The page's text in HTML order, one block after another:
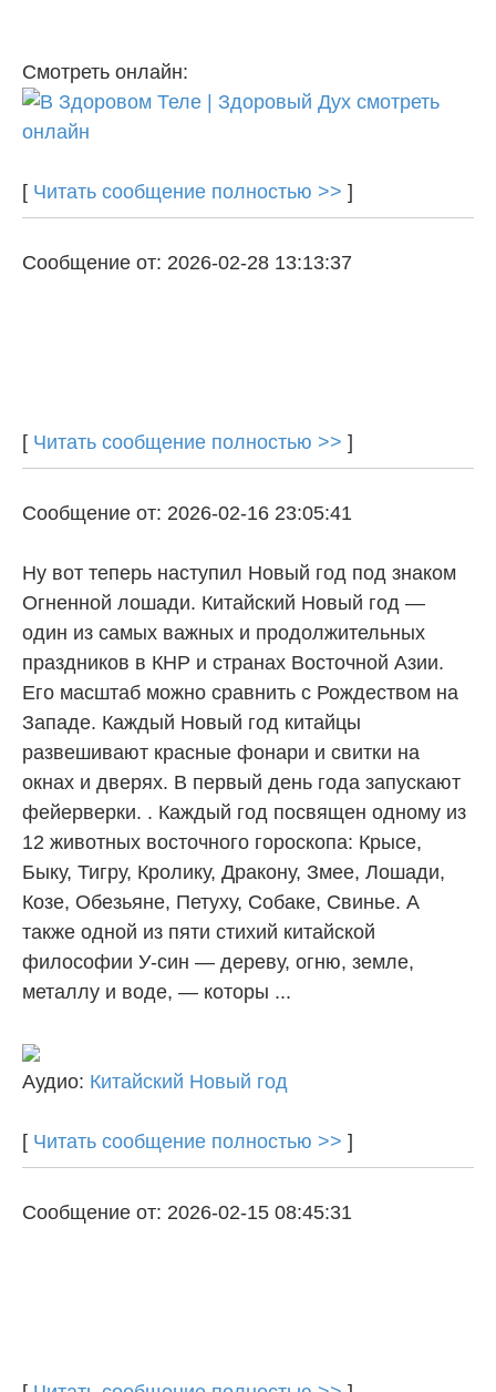
Смотреть онлайн:
[ Читать сообщение полностью >> ]
Сообщение от: 2026-02-28 13:13:37
[ Читать сообщение полностью >> ]
Сообщение от: 2026-02-16 23:05:41
Ну вот теперь наступил Новый год под знаком
Огненной лошади. Китайский Новый год —
один из самых важных и продолжительных
праздников в КНР и странах Восточной Азии.
Его масштаб можно сравнить с Рождеством на
Западе. Каждый Новый год китайцы
развешивают красные фонари и свитки на
окнах и дверях. В первый день года запускают
фейерверки. . Каждый год посвящен одному из
12 животных восточного гороскопа: Крысе,
Быку, Тигру, Кролику, Дракону, Змее, Лошади,
Козе, Обезьяне, Петуху, Собаке, Свинье. А
также одной из пяти стихий китайской
философии У-син — дереву, огню, земле,
металлу и воде, — которы ...
Аудио: Китайский Новый год
[ Читать сообщение полностью >> ]
Сообщение от: 2026-02-15 08:45:31